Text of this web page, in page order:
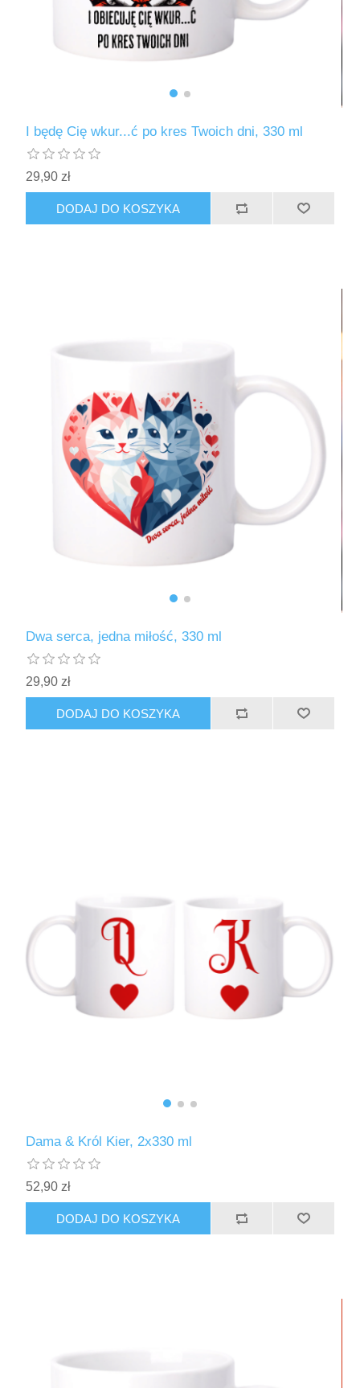
I będę Cię wkur...ć po kres Twoich dni, 330 ml
29,90 zł
DODAJ DO KOSZYKA
Dwa serca, jedna miłość, 330 ml
29,90 zł
DODAJ DO KOSZYKA
Dama & Król Kier, 2x330 ml
52,90 zł
DODAJ DO KOSZYKA